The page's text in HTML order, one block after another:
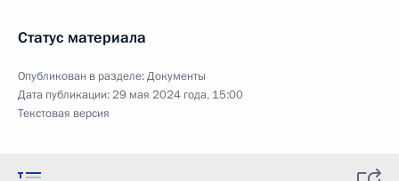
Статус материала
Опубликован в разделе:Документы
Дата публикации:29 мая 2024 года, 15:00
Текстовая версия